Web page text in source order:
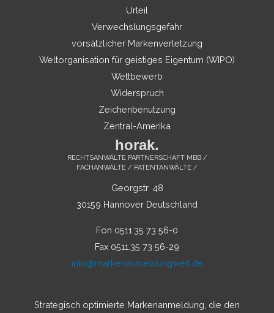
Urteil
Verwechslungsgefahr
vorsätzlicher Markenverletzung
Weltorganisation für geistiges Eigentum (WIPO)
Wettbewerb
Widerspruch
Zeichenbenutzung
Zentral-Amerika
horak.
RECHTSANWÄLTE PARTNERSCHAFT MBB /
FACHANWÄLTE / PATENTANWÄLTE /
Georgstr. 48
30159 Hannover Deutschland
Fon 0511.35 73 56-0
Fax 0511.35 73 56-29
info@markenanmeldungwelt.de
Strategisch optimierte Markenanmeldung, die den